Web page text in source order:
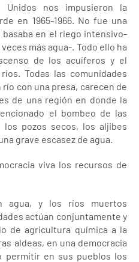
Unidos nos impusieron la
en 1965-1966. No fue una
en el riego intensivo-
más agua-. Todo ello ha
de los acuíferos y el
Todas las comunidades
con una presa, carecen de
de una región en donde la
el bombeo de las
los pozos secos, los aljibes
grave escasez de agua.
viva los recursos de
agua, y los ríos muertos
actúan conjuntamente y
de agricultura química a la
aldeas, en una democracia
permitir en sus pueblos los